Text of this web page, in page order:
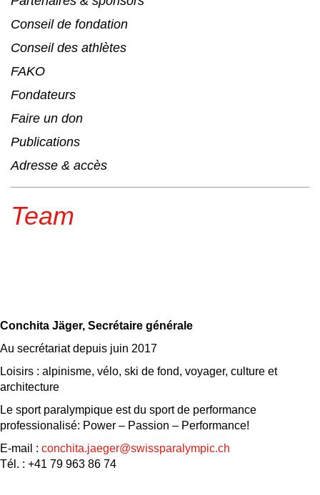
Conseil de fondation
Conseil des athlètes
FAKO
Fondateurs
Faire un don
Publications
Adresse & accès
Team
Conchita Jäger, Secrétaire générale
Au secrétariat depuis juin 2017
Loisirs : alpinisme, vélo, ski de fond, voyager, culture et
architecture
Le sport paralympique est du sport de performance
professionalisé: Power – Passion – Performance!
E-mail : conchita.jaeger@swissparalympic.ch
Tél. : +41 79 963 86 74